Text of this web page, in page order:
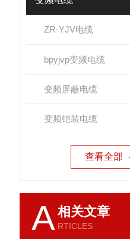
ZR-YJV电缆
bpyjvp变频电缆
变频屏蔽电缆
变频铠装电缆
查看全部
A相关文章
RTICLES